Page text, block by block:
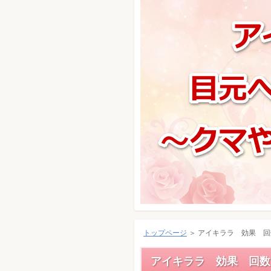
トップページ ＞ アイキララ 効果 回
アイキララ 効果 回数